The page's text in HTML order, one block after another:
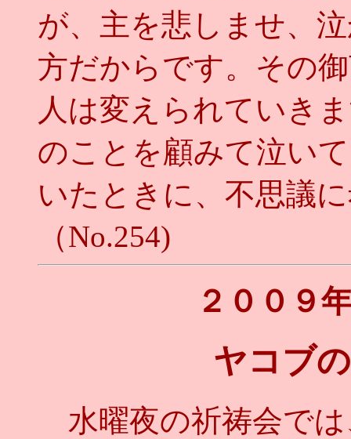
が、主を悲しませ、
方だからです。その
人は変えられていき
のことを顧みて泣い
いたときに、不思議
（No.254)
２００
ヤコブ
水曜夜の祈祷会で